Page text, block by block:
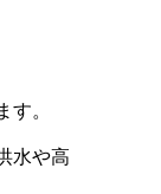
。
水や高